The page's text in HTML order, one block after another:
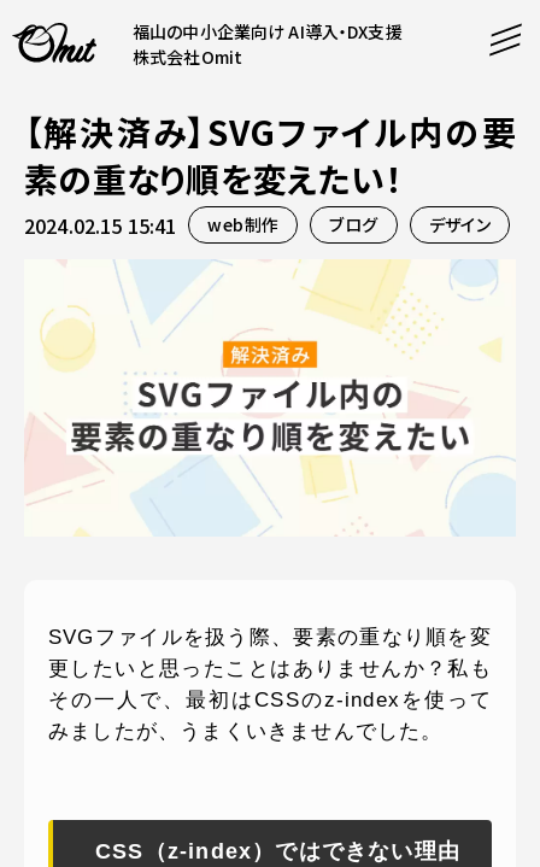
福山の中小企業向け AI導入・DX支援
株式会社Omit
SERVICE
事業内容
AI導入支援
システム開発
ホームページ制作
コンテンツ
課題解決
制作実績
料金表
企業案内
会社概要
採用情報
お知らせ
PRODUCTS
運営サービス
オミラボWEBでお問い合わせ
( 24時間365日いつでも受付対応 )
【解決済み】SVGファイル内の要
素の重なり順を変えたい！
2024.02.15 15:41 web制作 ブログ デザイン
SVGファイルを扱う際、要素の重なり順を変
更したいと思ったことはありませんか？私も
その一人で、最初はCSSのz-indexを使って
みましたが、うまくいきませんでした。
CSS（z-index）ではできない理由